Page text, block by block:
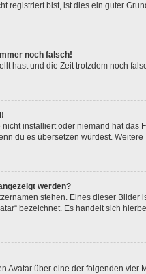
registriert bist, ist dies ein guter
noch falsch!
hast und die Zeit trotzdem noch
installiert oder niemand hat
du es übersetzen würdest.
werden?
stehen. Eines dieser
bezeichnet. Es handelt sich
Avatar über eine der folgenden